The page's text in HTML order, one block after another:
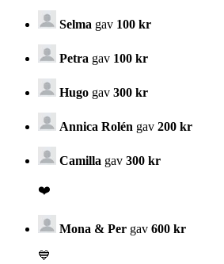
Selma gav 100 kr
Petra gav 100 kr
Hugo gav 300 kr
Annica Rolén gav 200 kr
Camilla gav 300 kr
❤️
Mona & Per gav 600 kr
💙